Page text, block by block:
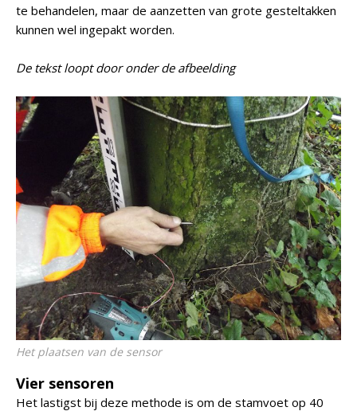
te behandelen, maar de aanzetten van grote gesteltakken
kunnen wel ingepakt worden.
De tekst loopt door onder de afbeelding
Het plaatsen van de sensor
Vier sensoren
Het lastigst bij deze methode is om de stamvoet op 40